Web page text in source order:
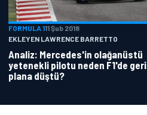
FORMULA 111 Şub 2018
EKLEYEN LAWRENCE BARRETTO
Analiz: Mercedes'in olağanüstü
yetenekli pilotu neden F1'de geri
plana düştü?